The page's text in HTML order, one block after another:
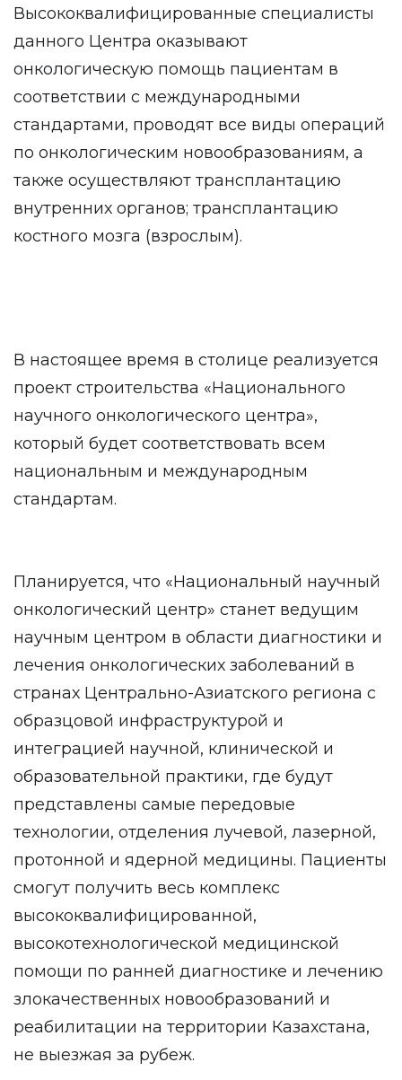
Высококвалифицированные специалисты
данного Центра оказывают
онкологическую помощь пациентам в
соответствии с международными
стандартами, проводят все виды операций
по онкологическим новообразованиям, а
также осуществляют трансплантацию
внутренних органов; трансплантацию
костного мозга (взрослым).
В настоящее время в столице реализуется
проект строительства «Национального
научного онкологического центра»,
который будет соответствовать всем
национальным и международным
стандартам.
Планируется, что «Национальный научный
онкологический центр» станет ведущим
научным центром в области диагностики и
лечения онкологических заболеваний в
странах Центрально-Азиатского региона с
образцовой инфраструктурой и
интеграцией научной, клинической и
образовательной практики, где будут
представлены самые передовые
технологии, отделения лучевой, лазерной,
протонной и ядерной медицины. Пациенты
смогут получить весь комплекс
высококвалифицированной,
высокотехнологической медицинской
помощи по ранней диагностике и лечению
злокачественных новообразований и
реабилитации на территории Казахстана,
не выезжая за рубеж.